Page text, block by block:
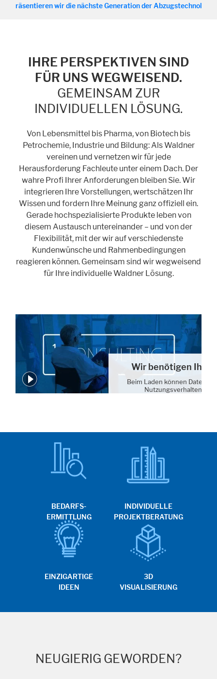
wir die nächste Generation der Abzugstechnologie. Zum
IHRE PERSPEKTIVEN SIND
FÜR UNS WEGWEISEND.
GEMEINSAM ZUR
INDIVIDUELLEN LÖSUNG.
Von Lebensmittel bis Pharma, von Biotech bis
Petrochemie, Industrie und Bildung: Als Waldner
vereinen und vernetzen wir für jede
Herausforderung Fachleute unter einem Dach. Der
wahre Profi Ihrer Anforderungen bleiben Sie. Wir
integrieren Ihre Vorstellungen, wertschätzen Ihr
Wissen und fordern Ihre Meinung ganz offiziell ein.
Gerade hochspezialisierte Produkte leben von
diesem Austausch untereinander – und von der
Flexibilität, mit der wir auf verschiedenste
Kundenwünsche und Rahmenbedingungen
reagieren können. Gemeinsam sind wir wegweisend
für Ihre individuelle Waldner Lösung.
Wir benötigen Ihre
Beim Laden können Daten
Nutzungsverhalten
BEDARFS-
ERMITTLUNG
INDIVIDUELLE
PROJEKTBERATUNG
EINZIGARTIGE
IDEEN
3D
VISUALISIERUNG
NEUGIERIG GEWORDEN?
Cookie Informationen anzeigen
Marketing und Statistik
Statistik Cookies erfassen Informationen anonym. Diese Informationen
helfen uns zu verstehen, wie unsere Besucher unsere Website nutzen.
Cookie Informationen anzeigen